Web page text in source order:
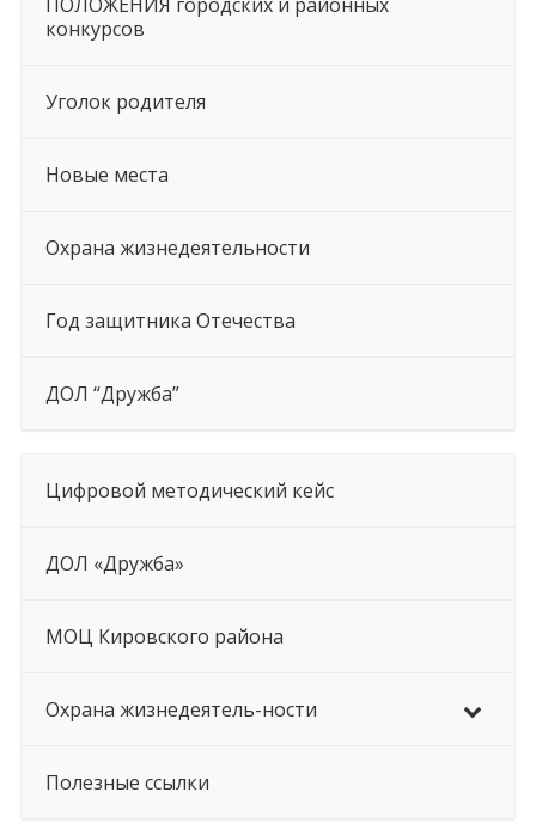
конкурсов
Уголок родителя
Новые места
Охрана жизнедеятельности
Год защитника Отечества
ДОЛ “Дружба”
Цифровой методический кейс
ДОЛ «Дружба»
МОЦ Кировского района
Охрана жизнедеятель-ности
Полезные ссылки